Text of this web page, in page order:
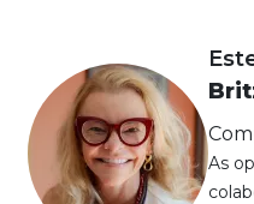
As